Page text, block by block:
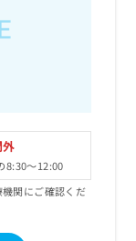
8:30～12:00
関にご確認くだ